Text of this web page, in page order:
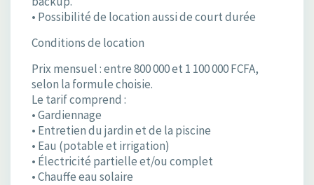
• Possibilité de location aussi de court durée
Conditions de location
Prix mensuel : entre 800 000 et 1 100 000 FCFA,
selon la formule choisie.
Le tarif comprend :
• Gardiennage
• Entretien du jardin et de la piscine
• Eau (potable et irrigation)
• Électricité partielle et/ou complet
• Chauffe eau solaire